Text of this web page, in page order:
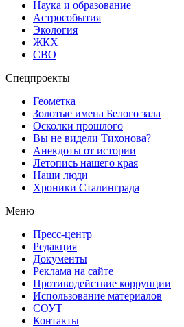
Наука и образование
Астрособытия
Экология
ЖКХ
СВО
Спецпроекты
Геометка
Золотые имена Белого зала
Осколки прошлого
Вы не видели Тихонова?
Анекдоты от истории
Летопись нашего края
Наши люди
Хроники Сталинграда
Меню
Пресс-центр
Редакция
Документы
Реклама на сайте
Противодействие коррупции
Использование материалов
СОУТ
Контакты